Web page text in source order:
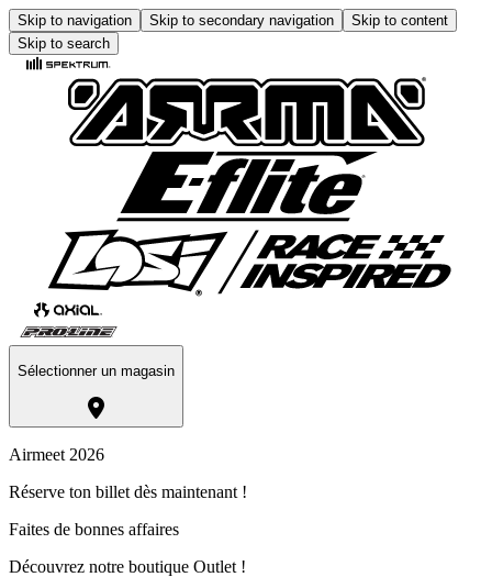
Skip to navigation Skip to secondary navigation
Skip to content
Skip to search
Sélectionner un magasin
Airmeet 2026
Réserve ton billet dès maintenant !
Faites de bonnes affaires
Découvrez notre boutique Outlet !